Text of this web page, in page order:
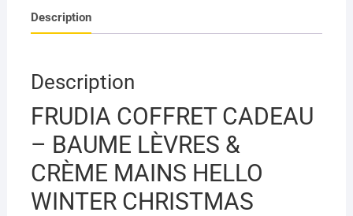
LÈVRES
MIEL
2
CRÈME
MAINS
HELLO
WINTER
Description
Description
FRUDIA COFFRET CADEAU
– BAUME LÈVRES &
CRÈME MAINS HELLO
WINTER CHRISTMAS